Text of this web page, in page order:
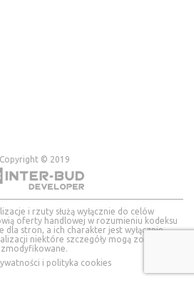
Copyright © 2019
i rzuty służą wyłącznie do celów
oferty handlowej w rozumieniu kodeksu
dla stron, a ich charakter jest wyłącznie
niektóre szczegóły mogą zostać
zmodyfikowane.
i polityka cookies